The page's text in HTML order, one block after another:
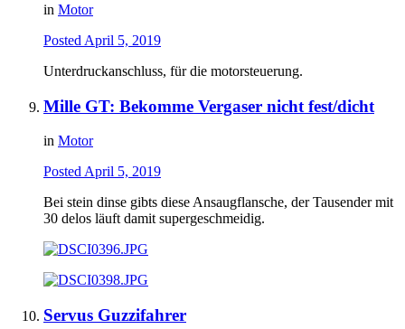
in Motor
Posted April 5, 2019
Unterdruckanschluss, für die motorsteuerung.
Mille GT: Bekomme Vergaser nicht fest/dicht
in Motor
Posted April 5, 2019
Bei stein dinse gibts diese Ansaugflansche, der Tausender mit
30 delos läuft damit supergeschmeidig.
Servus Guzzifahrer